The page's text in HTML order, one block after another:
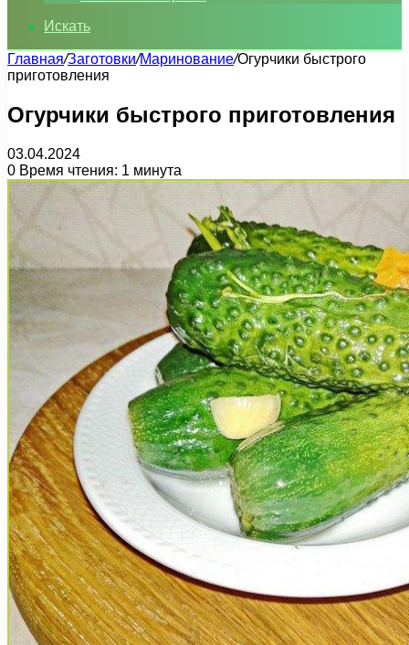
Искать
Главная/Заготовки/Маринование/Огурчики быстрого
приготовления
Огурчики быстрого приготовления
03.04.2024
0 Время чтения: 1 минута